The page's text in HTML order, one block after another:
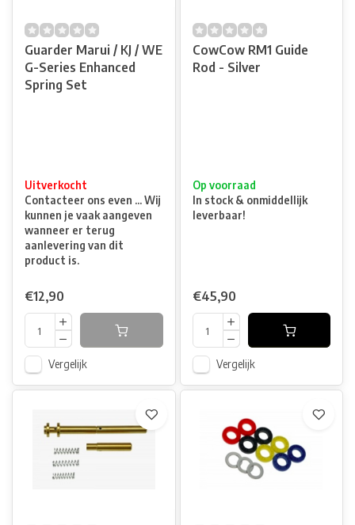
Guarder Marui / KJ / WE
G-Series Enhanced
Spring Set
Uitverkocht
Contacteer ons even ... Wij
kunnen je vaak aangeven
wanneer er terug
aanlevering van dit
product is.
€12,90
Vergelijk
CowCow RM1 Guide
Rod - Silver
Op voorraad
In stock & onmiddellijk
leverbaar!
€45,90
Vergelijk